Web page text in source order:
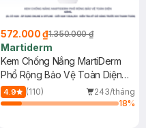
572.000 ₫1.350.000 ₫
Martiderm
Kem Chống Nắng MartiDerm
Phổ Rộng Bảo Vệ Toàn Diện
40ml
4.9 (110)
243/tháng
18%